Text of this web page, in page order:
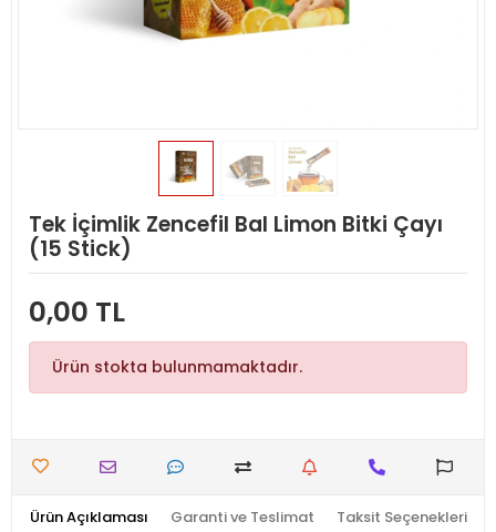
Tek İçimlik Zencefil Bal Limon Bitki Çayı
(15 Stick)
0,00 TL
Ürün stokta bulunmamaktadır.
Ürün Açıklaması Garanti ve Teslimat Taksit Seçenekleri